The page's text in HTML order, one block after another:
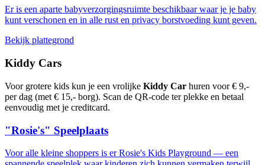
Er is een aparte babyverzorgingsruimte beschikbaar waar je je baby
kunt verschonen en in alle rust en privacy borstvoeding kunt geven.
Bekijk plattegrond
Kiddy Cars
Voor grotere kids kun je een vrolijke Kiddy Car huren voor € 9,-
per dag (met € 15,- borg). Scan de QR-code ter plekke en betaal
eenvoudig met je creditcard.
"Rosie's" Speelplaats
Voor alle kleine shoppers is er Rosie's Kids Playground — een